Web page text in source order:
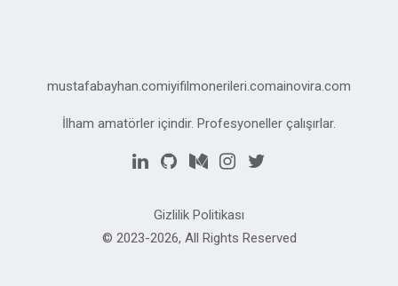
mustafabayhan.comiyifilmonerileri.comainovira.com
İlham amatörler içindir. Profesyoneller çalışırlar.
Gizlilik Politikası
© 2023-2026, All Rights Reserved